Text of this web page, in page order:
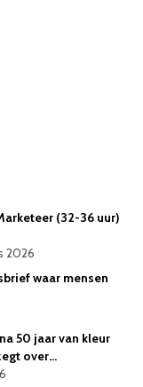
(32-36 uur)
2026
waar mensen
50 jaar van kleur
over